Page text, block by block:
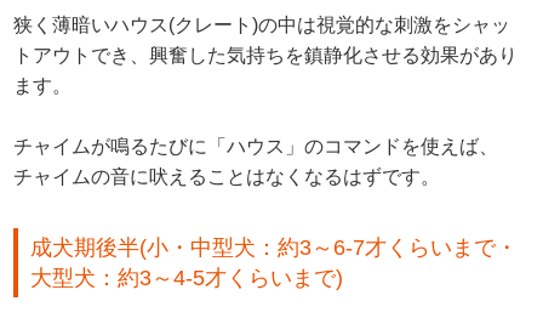
狭く薄暗いハウス(クレート)の中は視覚的な刺激をシャッ
トアウトでき、興奮した気持ちを鎮静化させる効果があり
ます。
チャイムが鳴るたびに「ハウス」のコマンドを使えば、
チャイムの音に吠えることはなくなるはずです。
成犬期後半(小・中型犬：約3～6-7才くらいまで・
大型犬：約3～4-5才くらいまで)